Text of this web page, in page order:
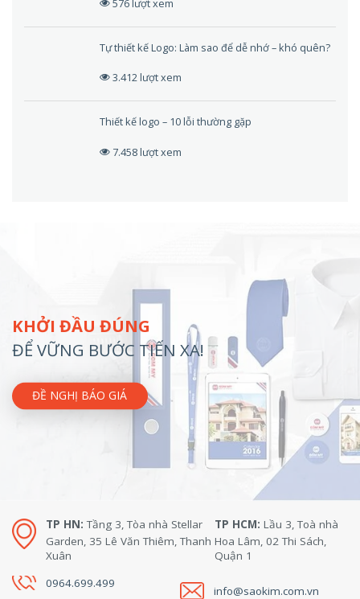
576 lượt xem
Tự thiết kế Logo: Làm sao để dễ nhớ – khó quên?
3.412 lượt xem
Thiết kế logo – 10 lỗi thường gặp
7.458 lượt xem
KHỞI ĐẦU ĐÚNG
ĐỂ VỮNG BƯỚC TIẾN XA!
ĐỀ NGHỊ BÁO GIÁ
TP HN: Tầng 3, Tòa nhà Stellar
Garden, 35 Lê Văn Thiêm, Thanh
Xuân
TP HCM: Lầu 3, Toà nhà
Hoa Lâm, 02 Thi Sách,
Quận 1
0964.699.499
info@saokim.com.vn